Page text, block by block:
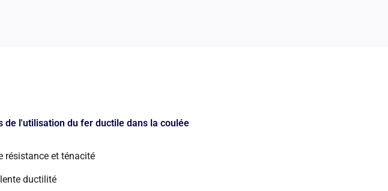
de l'utilisation du fer ductile dans la coulée
résistance et ténacité
ductilité